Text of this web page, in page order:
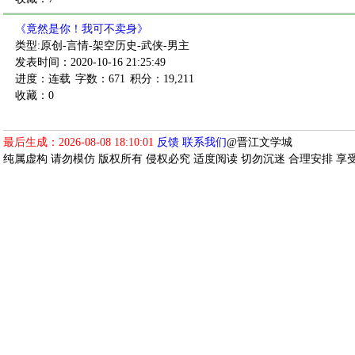
《竟然是你！我可不卖身》
类型:原创-言情-架空历史-武侠-男主
发表时间：2020-10-16 21:25:49
进度：连载 字数：671 积分：19,211
收藏：0
最后生成：2026-08-08 18:10:01 反馈 联系我们@晋江文学城
纯属虚构 请勿模仿 版权所有 侵权必究 适度阅读 切勿沉迷 合理安排 享